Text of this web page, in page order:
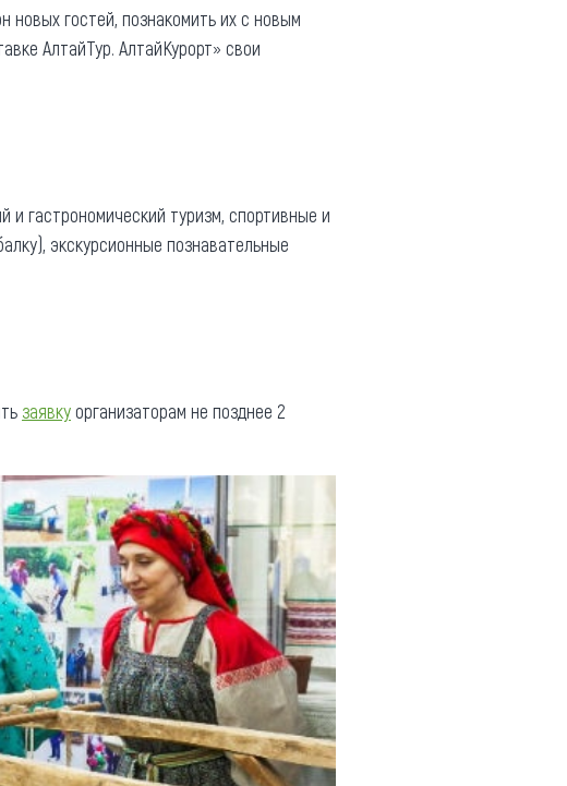
новых гостей, познакомить их с новым
АлтайТур. АлтайКурорт» свои
гастрономический туризм, спортивные и
экскурсионные познавательные
заявкуорганизаторам не позднее 2